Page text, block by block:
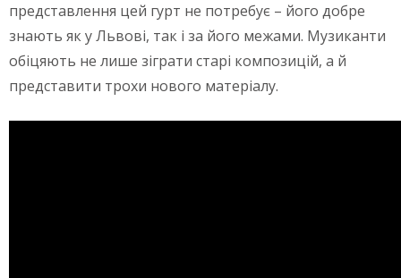
представлення цей гурт не потребує – його добре
знають як у Львові, так і за його межами. Музиканти
обіцяють не лише зіграти старі композицій, а й
представити трохи нового матеріалу.